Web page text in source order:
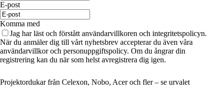
E-post
Komma med
Jag har läst och förstått användarvillkoren och integritetspolicyn.
När du anmäler dig till vårt nyhetsbrev accepterar du även våra
användarvillkor och personuppgiftspolicy. Om du ångrar din
registrering kan du när som helst avregistrera dig igen.
Projektordukar från Celexon, Nobo, Acer och fler – se urvalet